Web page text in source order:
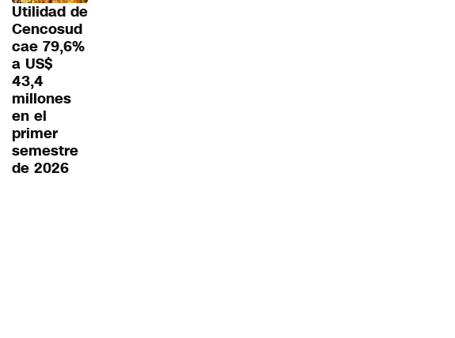
Utilidad de
Cencosud
cae 79,6%
a US$
43,4
millones
en el
primer
semestre
de 2026